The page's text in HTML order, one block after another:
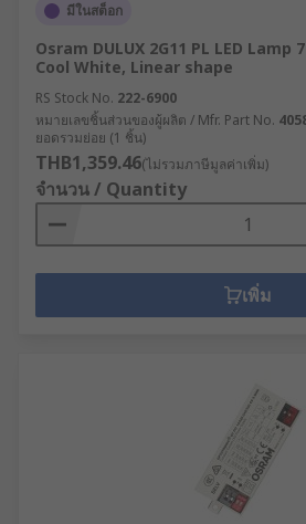
มีในสต็อก
Osram DULUX 2G11 PL LED Lamp
Cool White, Linear shape
RS Stock No. 222-6900
หมายเลขชิ้นส่วนของผู้ผลิต / Mfr. Part No.
ยอดรวมย่อย (1 ชิ้น)
THB1,359.46(ไม่รวมภาษีมูลค่าเพิ่ม)
จำนวน / Quantity
เพิ่ม